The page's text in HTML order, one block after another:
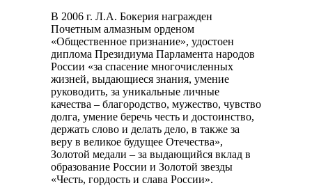
В 2006 г. Л.А. Бокерия награжден
Почетным алмазным орденом
«Общественное признание», удостоен
диплома Президиума Парламента народов
России «за спасение многочисленных
жизней, выдающиеся знания, умение
руководить, за уникальные личные
качества – благородство, мужество, чувство
долга, умение беречь честь и достоинство,
держать слово и делать дело, в также за
веру в великое будущее Отечества»,
Золотой медали – за выдающийся вклад в
образование России и Золотой звезды
«Честь, гордость и слава России».